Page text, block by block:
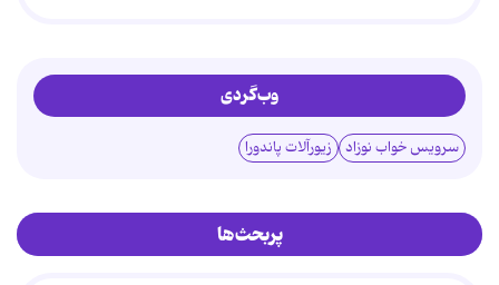
وب‌گردی
سرویس خواب نوزاد زیورآلات پاندورا
پربحث‌ها